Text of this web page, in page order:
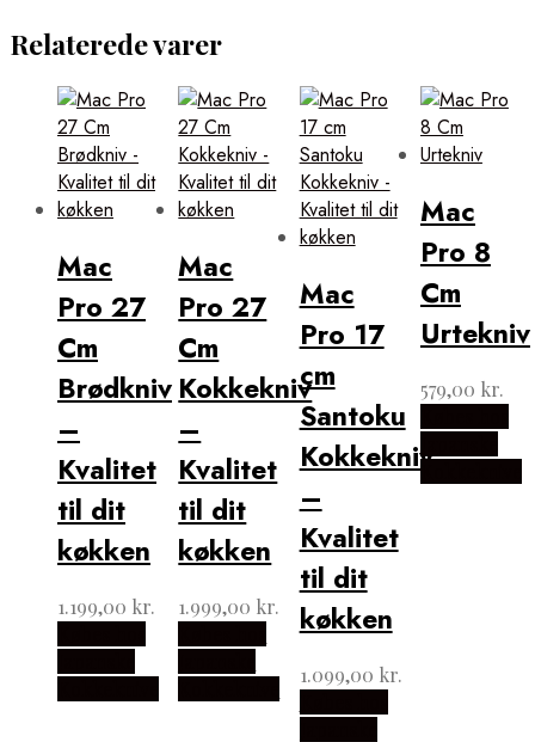
Relaterede varer
Mac
Pro 27
Cm
Brødkniv
–
Kvalitet
til dit
køkken
1.199,00 kr.
Mac
Pro 27
Cm
Kokkekniv
–
Kvalitet
til dit
køkken
1.999,00 kr.
Mac
Pro 17
cm
Santoku
Kokkekniv
–
Kvalitet
til dit
køkken
1.099,00 kr.
Mac
Pro 8
Cm
Urtekniv
579,00 kr.
Kokkeknive